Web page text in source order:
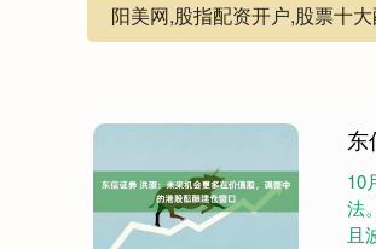
阳美网,股指配资开户,股票十
东
10
法
且